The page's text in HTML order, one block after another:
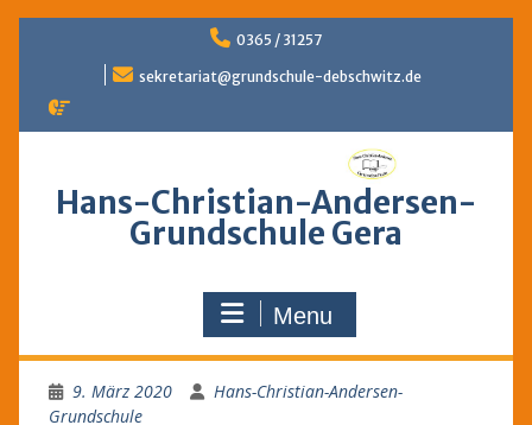
0365 / 31257
sekretariat@grundschule-debschwitz.de
Hans-Christian-Andersen-
Grundschule Gera
Menu
9. März 2020
Hans-Christian-Andersen-
Grundschule